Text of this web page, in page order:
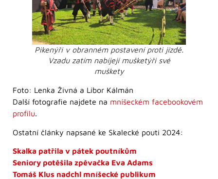
Pikenýři v obranném postavení proti jízdě.
Vzadu zatím nabíjejí mušketýři své
muškety
Foto: Lenka Živná a Libor Kálmán
Další fotografie najdete na mníšeckém facebookovém
profilu.
Ostatní články napsané ke Skalecké pouti 2024:
Skalka patřila v pátek poutníkům
Seniory potěšila zpěvačka Eva Adams
Tomáš Klus nadchl mníšecké publikum